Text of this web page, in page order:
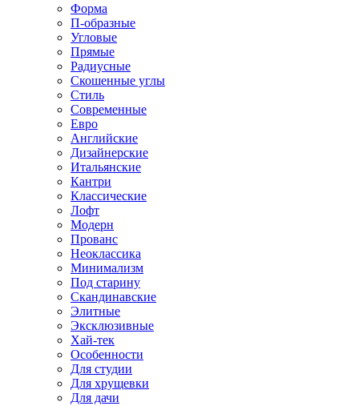
Форма
П-образные
Угловые
Прямые
Радиусные
Скошенные углы
Стиль
Современные
Евро
Английские
Дизайнерские
Итальянские
Кантри
Классические
Лофт
Модерн
Прованс
Неоклассика
Минимализм
Под старину
Скандинавские
Элитные
Эксклюзивные
Хай-тек
Особенности
Для студии
Для хрущевки
Для дачи